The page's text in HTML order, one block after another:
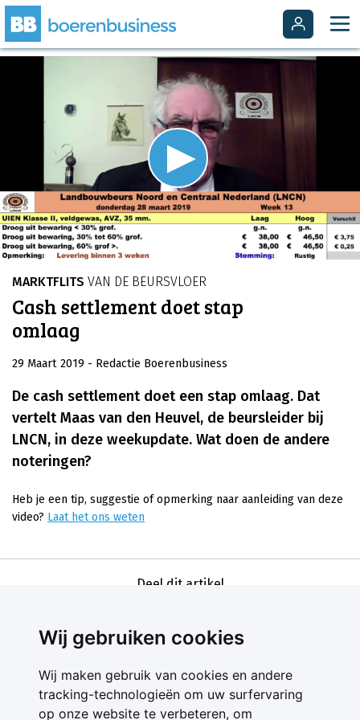
Wij gebruiken cookies
Wij maken gebruik van cookies en andere
tracking-technologieën om uw surfervaring
op onze website te verbeteren, om
Video
Player
loading.Play
Video
MARKTFLITS VAN DE BEURSVLOER
Cash settlement doet stap
omlaag
29 Maart 2019 - Redactie Boerenbusiness
De cash settlement doet een stap omlaag. Dat
vertelt Maas van den Heuvel, de beursleider bij
LNCN, in deze weekupdate. Wat doen de andere
noteringen?
Heb je een tip, suggestie of opmerking naar aanleiding van deze
video? Laat het ons weten
Deel dit artikel